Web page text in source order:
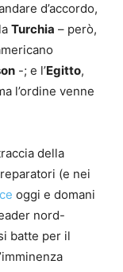
d’accordo,
Turchia – però,
-; e l’Egitto,
l’ordine venne
della
(e nei
oggi e domani
nord-
batte per il